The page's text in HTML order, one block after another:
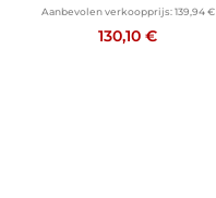
Aanbevolen verkoopprijs: 139,94 €
130,10 €